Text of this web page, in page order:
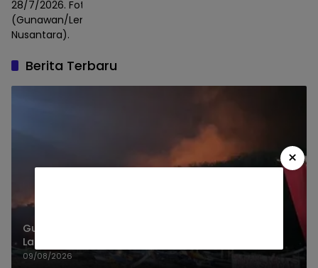
28/7/2026. Foto :
(Gunawan/Lensa
Nusantara).
Berita Terbaru
Gunung Watangan Jember Terbakar, 6,5 Hektare
Lahan Perhutani
09/08/2026
×